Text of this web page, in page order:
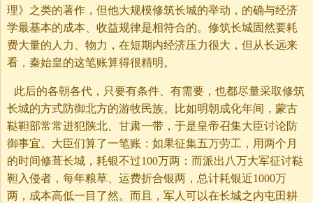
理》之类的著作，但他大规模修筑长城的举动，的确与经济
学最基本的成本、收益规律是相符合的。修筑长城固然要耗
费大量的人力、物力，在短期内经济压力很大，但从长远来
看，秦始皇的这笔账算得很精明。
此后的各朝各代，只要有条件、有需要，也都尽量采取修筑
长城的方式防御北方的游牧民族。比如明朝成化年间，蒙古
鞑靼部常常进犯陕北、甘肃一带，于是皇帝召集大臣讨论防
御事宜。大臣们算了一笔账：如果征集五万劳工，用两个月
的时间修葺长城，耗银不过100万两：而派出八万大军征讨鞑
靼入侵者，每年粮草、运费折合银两，总计耗银近1000万
两，成本高低一目了然。而且，军人可以在长城之内屯田耕